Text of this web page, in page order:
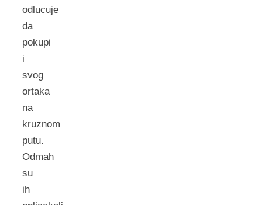
odlucuje
da
pokupi
i
svog
ortaka
na
kruznom
putu.
Odmah
su
ih